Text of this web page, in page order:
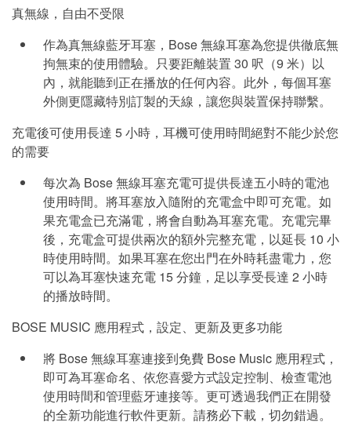
真無線，自由不受限
作為真無線藍牙耳塞，Bose 無線耳塞為您提供徹底無
拘無束的使用體驗。只要距離裝置 30 呎（9 米）以
內，就能聽到正在播放的任何內容。此外，每個耳塞
外側更隱藏特別訂製的天線，讓您與裝置保持聯繫。
充電後可使用長達 5 小時，耳機可使用時間絕對不能少於您
的需要
每次為 Bose 無線耳塞充電可提供長達五小時的電池
使用時間。將耳塞放入隨附的充電盒中即可充電。如
果充電盒已充滿電，將會自動為耳塞充電。充電完畢
後，充電盒可提供兩次的額外完整充電，以延長 10 小
時使用時間。如果耳塞在您出門在外時耗盡電力，您
可以為耳塞快速充電 15 分鐘，足以享受長達 2 小時
的播放時間。
BOSE MUSIC 應用程式，設定、更新及更多功能
將 Bose 無線耳塞連接到免費 Bose Music 應用程式，
即可為耳塞命名、依您喜愛方式設定控制、檢查電池
使用時間和管理藍牙連接等。更可透過我們正在開發
的全新功能進行軟件更新。請務必下載，切勿錯過。